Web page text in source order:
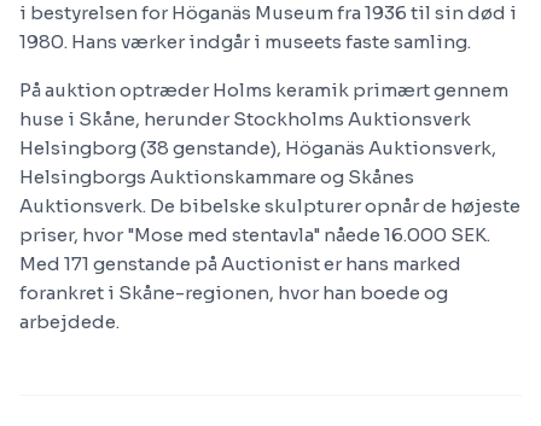
i bestyrelsen for Höganäs Museum fra 1936 til sin død i
1980. Hans værker indgår i museets faste samling.
På auktion optræder Holms keramik primært gennem
huse i Skåne, herunder Stockholms Auktionsverk
Helsingborg (38 genstande), Höganäs Auktionsverk,
Helsingborgs Auktionskammare og Skånes
Auktionsverk. De bibelske skulpturer opnår de højeste
priser, hvor "Mose med stentavla" nåede 16.000 SEK.
Med 171 genstande på Auctionist er hans marked
forankret i Skåne-regionen, hvor han boede og
arbejdede.